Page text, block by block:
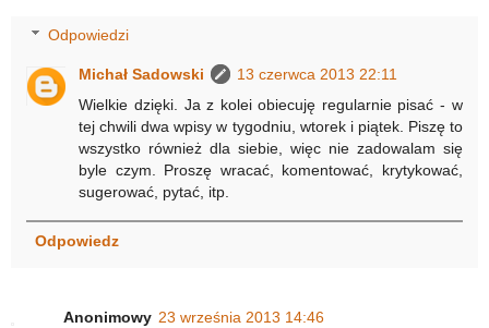
Odpowiedzi
Michał Sadowski
13 czerwca 2013 22:11
Wielkie dzięki. Ja z kolei obiecuję regularnie pisać - w
tej chwili dwa wpisy w tygodniu, wtorek i piątek. Piszę to
wszystko również dla siebie, więc nie zadowalam się
byle czym. Proszę wracać, komentować, krytykować,
sugerować, pytać, itp.
Odpowiedz
Anonimowy 23 września 2013 14:46